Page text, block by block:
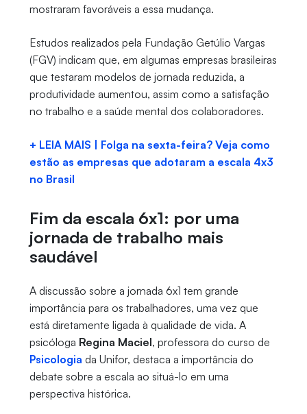
mostraram favoráveis a essa mudança.
Estudos realizados pela Fundação Getúlio Vargas
(FGV) indicam que, em algumas empresas brasileiras
que testaram modelos de jornada reduzida, a
produtividade aumentou, assim como a satisfação
no trabalho e a saúde mental dos colaboradores.
+ LEIA MAIS | Folga na sexta-feira? Veja como
estão as empresas que adotaram a escala 4x3
no Brasil
Fim da escala 6x1: por uma
jornada de trabalho mais
saudável
A discussão sobre a jornada 6x1 tem grande
importância para os trabalhadores, uma vez que
está diretamente ligada à qualidade de vida. A
psicóloga Regina Maciel, professora do curso de
Psicologia da Unifor, destaca a importância do
debate sobre a escala ao situá-lo em uma
perspectiva histórica.